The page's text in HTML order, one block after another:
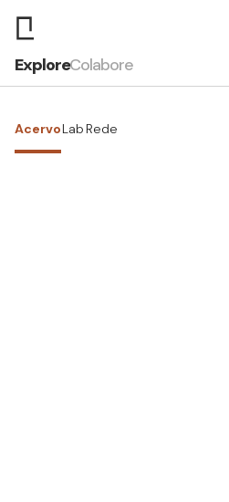
ExploreColabore
AcervoLab Rede